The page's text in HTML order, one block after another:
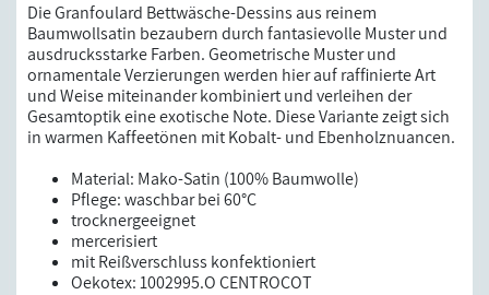
Die Granfoulard Bettwäsche-Dessins aus reinem
Baumwollsatin bezaubern durch fantasievolle Muster und
ausdrucksstarke Farben. Geometrische Muster und
ornamentale Verzierungen werden hier auf raffinierte Art
und Weise miteinander kombiniert und verleihen der
Gesamtoptik eine exotische Note. Diese Variante zeigt sich
in warmen Kaffeetönen mit Kobalt- und Ebenholznuancen.
Material: Mako-Satin (100% Baumwolle)
Pflege: waschbar bei 60°C
trocknergeeignet
mercerisiert
mit Reißverschluss konfektioniert
Oekotex: 1002995.O CENTROCOT